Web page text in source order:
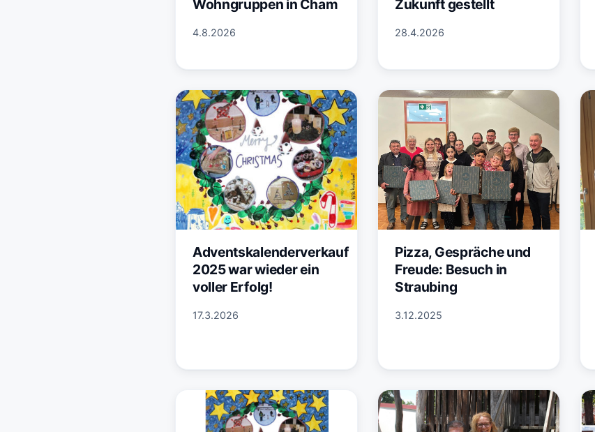
Wohngruppen in Cham
4.8.2026
Zukunft gestellt
28.4.2026
Adventskalenderverkauf
2025 war wieder ein
voller Erfolg!
17.3.2026
Pizza, Gespräche und
Freude: Besuch in
Straubing
3.12.2025